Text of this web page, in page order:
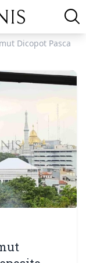
Dicopot Pasca